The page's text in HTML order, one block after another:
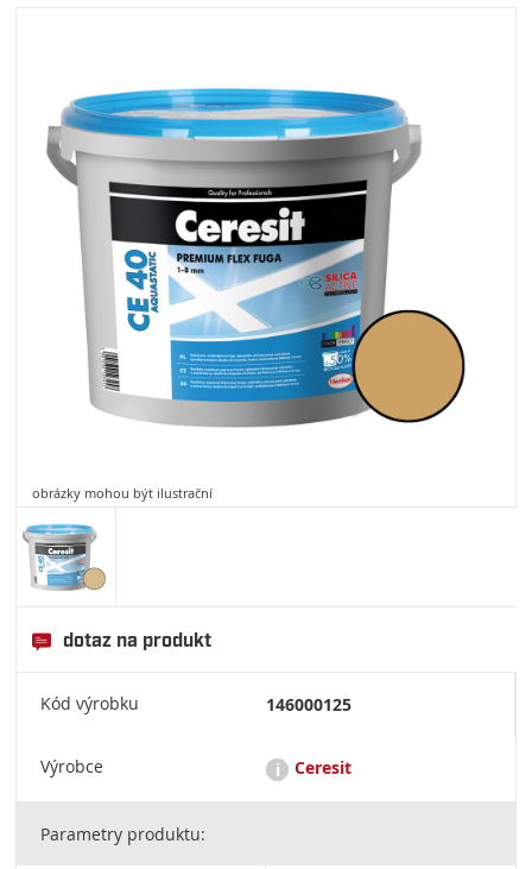
obrázky mohou být ilustrační
dotaz na produkt
Kód výrobku 146000125
Výrobce i Ceresit
Ceresit je renomovaná značka stavební chemie, která nabízí
Parametry produktu: